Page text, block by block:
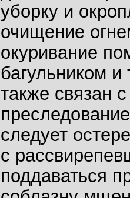
уборку и
очищение
окуривание
багульником
также связан
следует
с
поддаваться